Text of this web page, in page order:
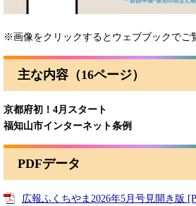
※画像をクリックするとウェブブックでご
主な内容（16ページ）
京都府初！4月スタート​
福知山市インターネット条例
PDFデータ
広報ふくちやま2026年5月号見開き版